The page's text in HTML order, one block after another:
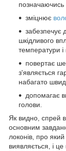
позначаючись
зміцнює
забезпечує
шкідливого
температури
повертає
з'являється
набагато
допомагає
голови.
Як видно, спрей
основним
локонів, про
виявляється, і